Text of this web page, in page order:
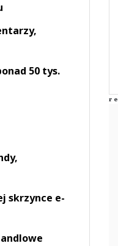
50 tys.
skrzynce e-